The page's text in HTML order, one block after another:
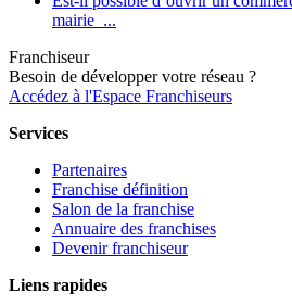
mairie ...
Franchiseur
Besoin de développer votre réseau ?
Accédez à l'Espace Franchiseurs
Services
Partenaires
Franchise définition
Salon de la franchise
Annuaire des franchises
Devenir franchiseur
Liens rapides